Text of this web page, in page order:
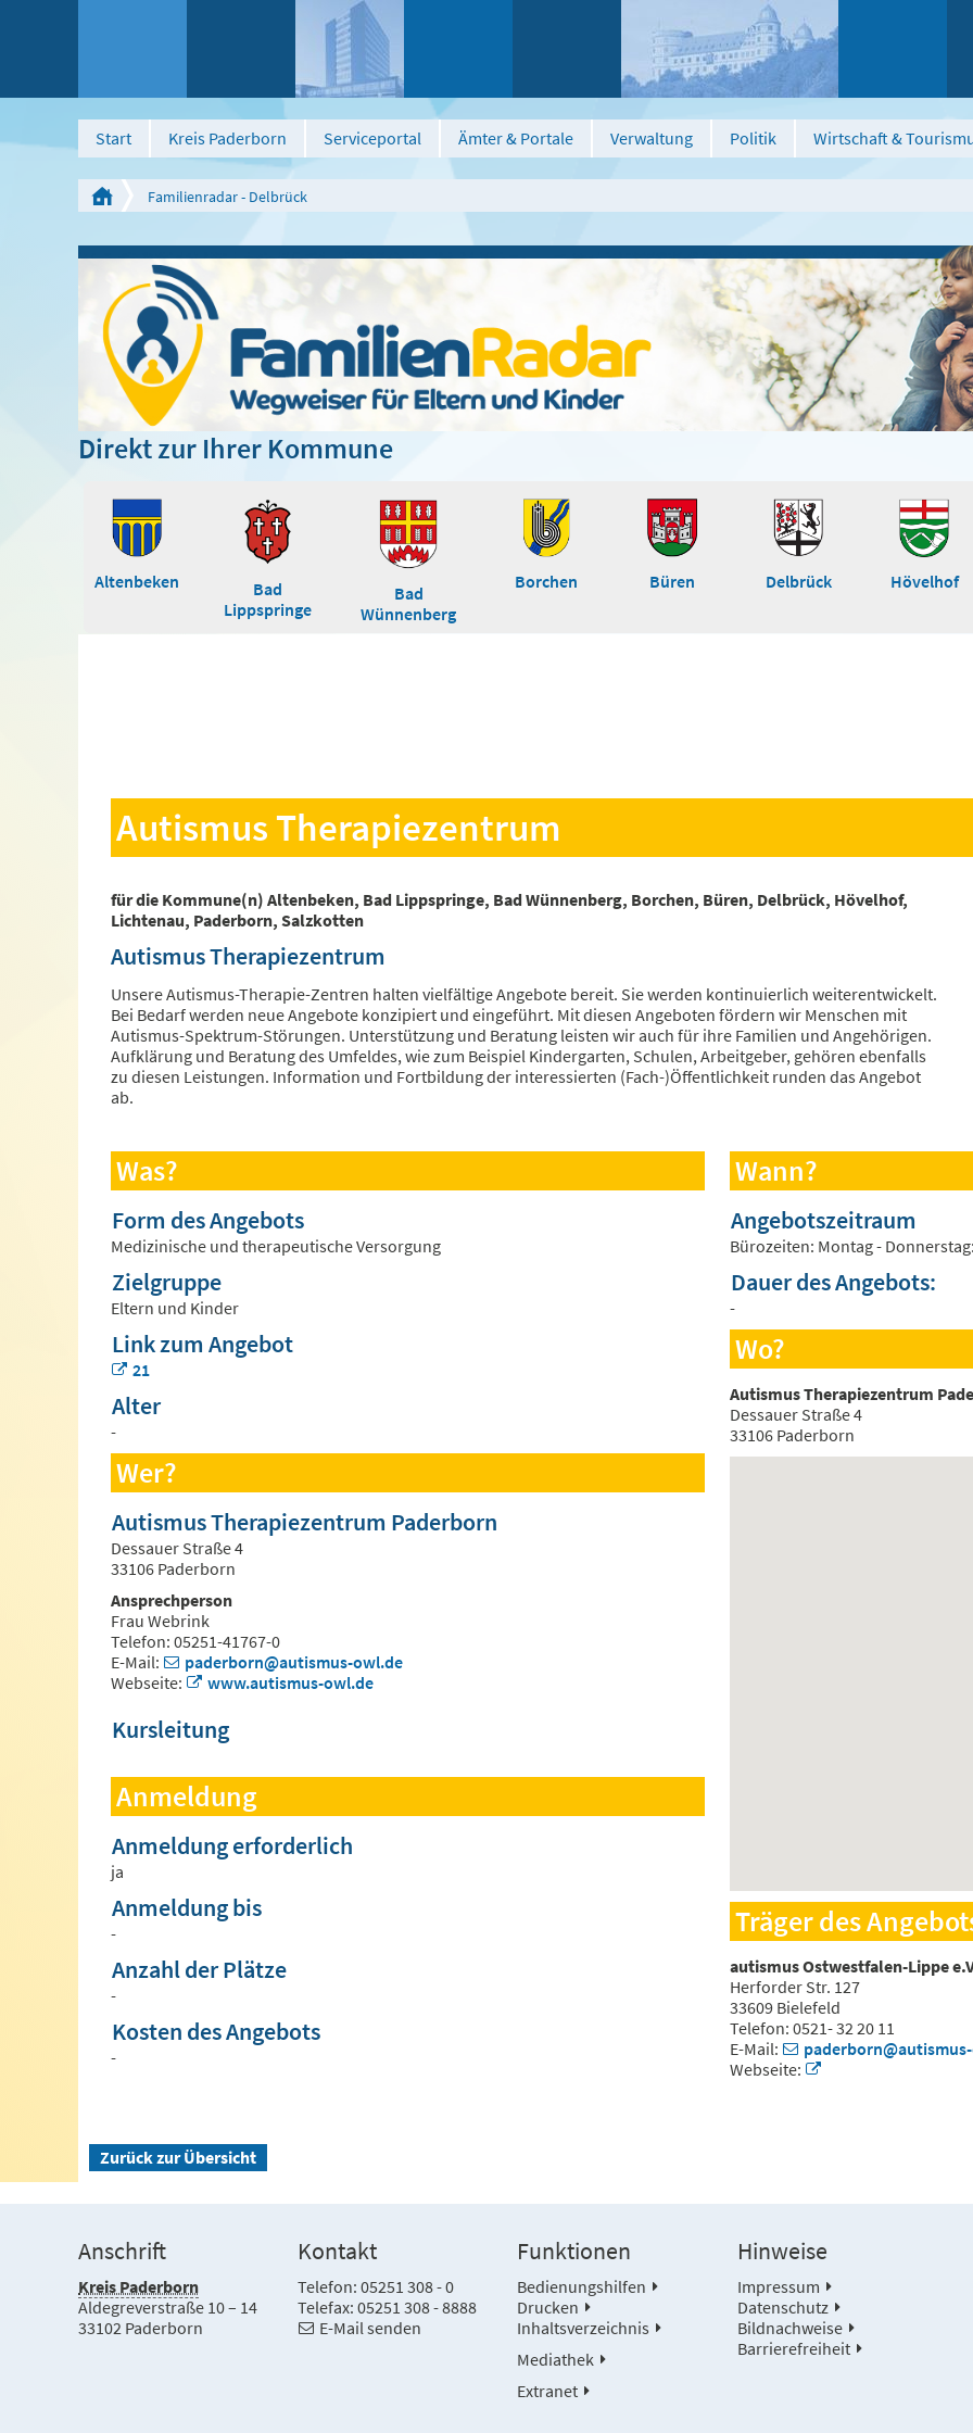
Start Kreis Paderborn Serviceportal Ämter & Portale Verwaltung Politik Wirtschaft &
Familienradar - Delbrück
Direkt zur Ihrer Kommune
Altenbeken
Bad
Lippspringe
Bad
Wünnenberg
Borchen Büren Delbrück Hövelhof
Autismus Therapiezentrum
für die Kommune(n) Altenbeken, Bad Lippspringe, Bad Wünnenberg, Borchen, Büren, Delbrück, Hövelhof,
Lichtenau, Paderborn, Salzkotten
Autismus Therapiezentrum
Unsere Autismus-Therapie-Zentren halten vielfältige Angebote bereit. Sie werden kontinuierlich weiterentwickelt.
Bei Bedarf werden neue Angebote konzipiert und eingeführt. Mit diesen Angeboten fördern wir Menschen mit
Autismus-Spektrum-Störungen. Unterstützung und Beratung leisten wir auch für ihre Familien und Angehörigen.
Aufklärung und Beratung des Umfeldes, wie zum Beispiel Kindergarten, Schulen, Arbeitgeber, gehören ebenfalls
zu diesen Leistungen. Information und Fortbildung der interessierten (Fach-)Öffentlichkeit runden das Angebot
ab.
Was?
Form des Angebots
Medizinische und therapeutische Versorgung
Zielgruppe
Eltern und Kinder
Link zum Angebot
21
Alter
-
Wer?
Autismus Therapiezentrum Paderborn
Dessauer Straße 4
33106 Paderborn
Ansprechperson
Frau Webrink
Telefon: 05251-41767-0
E-Mail:
paderborn@autismus-owl.de
Webseite:
www.autismus-owl.de
Kursleitung
Anmeldung
Anmeldung erforderlich
ja
Anmeldung bis
-
Anzahl der Plätze
-
Kosten des Angebots
-
Wann?
Angebotszeitraum
Bürozeiten: Montag -
Dauer des Angebots:
-
Wo?
Autismus Therapiezentrum
Dessauer Straße 4
33106 Paderborn
Träger des
autismus Ostwestfalen-Lippe
Herforder Str. 127
33609 Bielefeld
Telefon: 0521- 32 20 11
E-Mail:
Webseite:
Zurück zur Übersicht
Anschrift
Kreis Paderborn
Aldegreverstraße 10 – 14
33102 Paderborn
Kontakt
Telefon: 05251 308 - 0
Telefax: 05251 308 - 8888
E-Mail senden
Funktionen
Bedienungshilfen
Drucken
Inhaltsverzeichnis
Mediathek
Extranet
Hinweise
Impressum
Datenschutz
Bildnachweise
Barrierefreiheit